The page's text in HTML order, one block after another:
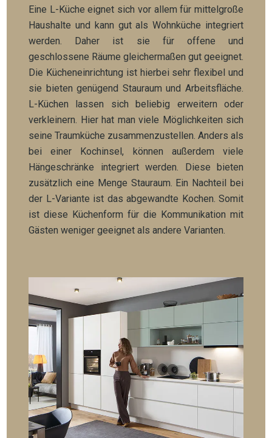
Eine L-Küche eignet sich vor allem für mittelgroße
Haushalte und kann gut als Wohnküche integriert
werden. Daher ist sie für offene und
geschlossene Räume gleichermaßen gut geeignet.
Die Kücheneinrichtung ist hierbei sehr flexibel und
sie bieten genügend Stauraum und Arbeitsfläche.
L-Küchen lassen sich beliebig erweitern oder
verkleinern. Hier hat man viele Möglichkeiten sich
seine Traumküche zusammenzustellen. Anders als
bei einer Kochinsel, können außerdem viele
Hängeschränke integriert werden. Diese bieten
zusätzlich eine Menge Stauraum. Ein Nachteil bei
der L-Variante ist das abgewandte Kochen. Somit
ist diese Küchenform für die Kommunikation mit
Gästen weniger geeignet als andere Varianten.